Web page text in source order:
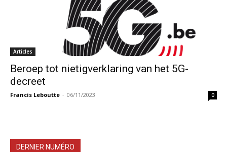
Articles
Beroep tot nietigverklaring van het 5G-
decreet
Francis Leboutte - 06/11/2023 0
DERNIER NUMÉRO